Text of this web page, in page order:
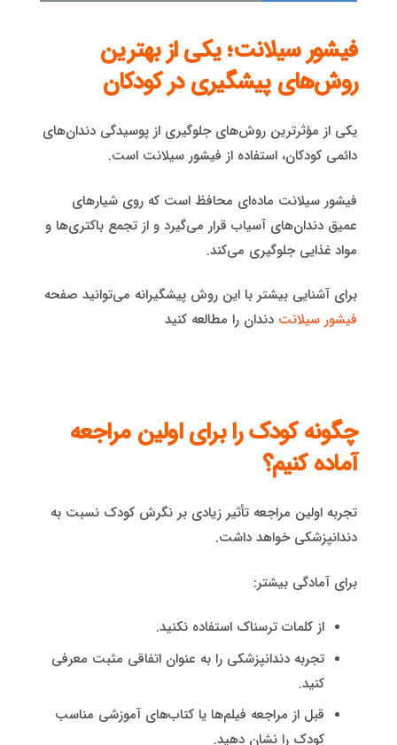
فیشور سیلانت؛ یکی از بهترین
روش‌های پیشگیری در کودکان
یکی از مؤثرترین روش‌های جلوگیری از پوسیدگی دندان‌های
دائمی کودکان، استفاده از فیشور سیلانت است.
فیشور سیلانت ماده‌ای محافظ است که روی شیارهای
عمیق دندان‌های آسیاب قرار می‌گیرد و از تجمع باکتری‌ها و
مواد غذایی جلوگیری می‌کند.
برای آشنایی بیشتر با این روش پیشگیرانه می‌توانید صفحه
فیشور سیلانت دندان را مطالعه کنید
چگونه کودک را برای اولین مراجعه
آماده کنیم؟
تجربه اولین مراجعه تأثیر زیادی بر نگرش کودک نسبت به
دندانپزشکی خواهد داشت.
برای آمادگی بیشتر:
از کلمات ترسناک استفاده نکنید.
تجربه دندانپزشکی را به عنوان اتفاقی مثبت معرفی
کنید.
قبل از مراجعه فیلم‌ها یا کتاب‌های آموزشی مناسب
کودک را نشان دهید.